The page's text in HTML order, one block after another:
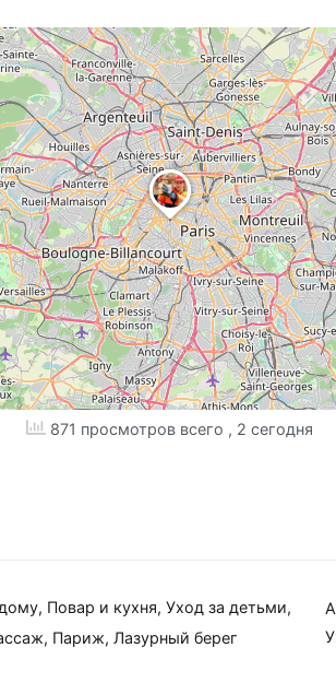
871 просмотров всего , 2 сегодня
Повар и кухня, Уход за детьми,
Париж, Лазурный берег